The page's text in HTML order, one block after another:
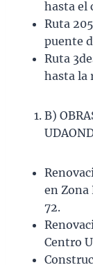
hasta el
Ruta
puente
Ruta
hasta la
B)
en Zona
72.
Centro